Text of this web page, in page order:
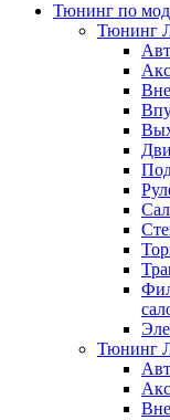
Тюнинг по
Тюнинг
Тюнинг